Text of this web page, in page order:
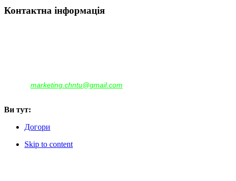
Контактна інформація
marketing.chntu@gmail.com
Ви тут:
Догори
Skip to content